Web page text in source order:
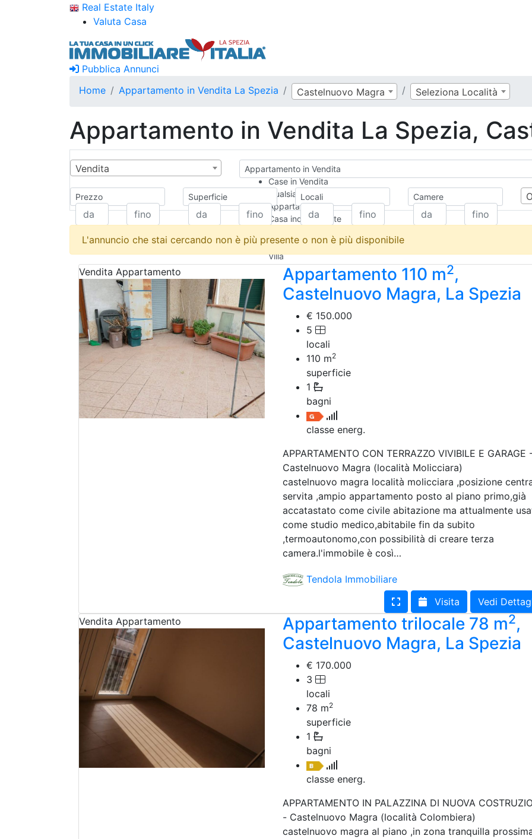
Real Estate Italy
Valuta Casa
Pubblica Annunci
Home
Appartamento in Vendita La Spezia Castelnuovo Magra Seleziona Località
Appartamento in Vendita La Spezia,
Vendita
Appartamento in Vendita
Case in Vendita
Qualsiasi
Appartamento
Casa indipendente
Attico/Mansarda
Villa
Villetta a schiera
Rustico/Casale
Loft/Open space
Multiproprietà
Palazzo/Stabile
Box/Garage
Negozi e Attivita Commerciali in Vendita
Attività/Licenza Commerciale
Azienda Agricola
Bar/Ristorante
Bed & Breakfast
Negozio/locale commerciale
Agriturismo
Magazzini
Capannoni
Terreni in Vendita
Qualsiasi
Terreno edificabile
Terreno
Prezzo Superficie Locali Camere
L'annuncio che stai cercando non è più presente o non è più disponibile
Vendita Appartamento Appartamento 110 m2,
Castelnuovo Magra, La Spezia
€ 150.000
5
locali
110 m2
superficie
1
bagni
classe energ.
APPARTAMENTO CON TERRAZZO VIVIBILE E GARAGE
Castelnuovo Magra (località Molicciara)
castelnuovo magra località molicciara ,posizione
servita ,ampio appartamento posto al piano primo,già
accatastato come civile abitazione ma attualmente
come studio medico,abitabile fin da subito
,termoautonomo,con possibilità di creare terza
camera.l'immobile è così…
Tendola Immobiliare
Visita
Vedi
Vendita Appartamento Appartamento trilocale 78 m2,
Castelnuovo Magra, La Spezia
€ 170.000
3
locali
78 m2
superficie
1
bagni
classe energ.
APPARTAMENTO IN PALAZZINA DI NUOVA
- Castelnuovo Magra (località Colombiera)
castelnuovo magra al piano ,in zona tranquilla